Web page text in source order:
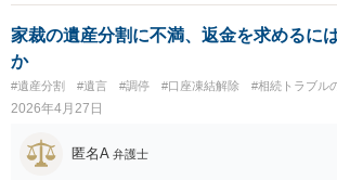
ことが判明したとしても、それほど大きな問題に
家裁の遺産分割に不満、返金を求めるに
か
#遺産分割 #遺言 #調停 #口座凍結解除 #相続トラブル
2026年4月27日
匿名A 弁護士